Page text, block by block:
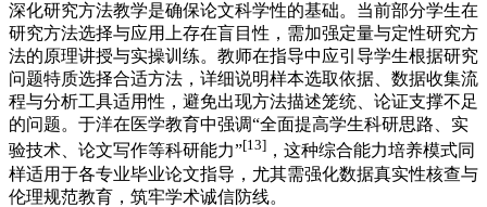
深化研究方法教学是确保论文科学性的基础。当前部分学生在
研究方法选择与应用上存在盲目性，需加强定量与定性研究方
法的原理讲授与实操训练。教师在指导中应引导学生根据研究
问题特质选择合适方法，详细说明样本选取依据、数据收集流
程与分析工具适用性，避免出现方法描述笼统、论证支撑不足
的问题。于洋在医学教育中强调“全面提高学生科研思路、实
验技术、论文写作等科研能力”[13] ，这种综合能力培养模式同
样适用于各专业毕业论文指导，尤其需强化数据真实性核查与
伦理规范教育，筑牢学术诚信防线。